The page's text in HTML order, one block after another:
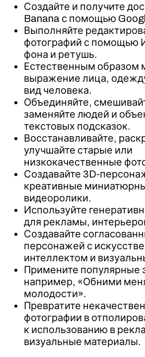
Создайте и получите
Banana с помощью
Выполняйте
фотографий с помощью
фона и ретушь.
Естественным образом
выражение лица,
вид человека.
Объединяйте,
заменяйте людей и
текстовых подсказок.
Восстанавливайте,
улучшайте старые или
низкокачественные
Создавайте 3D-
креативные
видеоролики.
Используйте
для рекламы,
Создавайте
персонажей с
интеллектом и
Примените популярные
например, «Обними
молодости».
Превратите
фотографии в
к использованию в
визуальные материалы.